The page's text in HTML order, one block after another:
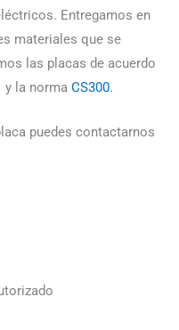
Entregamos en
materiales que se
las placas de acuerdo
y la norma CS300.
puedes contactarnos